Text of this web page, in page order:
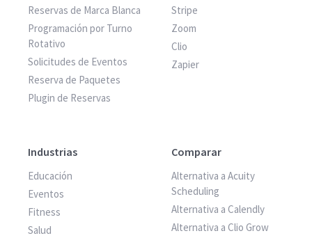
Reservas de Marca Blanca
Programación por Turno
Rotativo
Solicitudes de Eventos
Reserva de Paquetes
Plugin de Reservas
Stripe
Zoom
Clio
Zapier
Industrias
Educación
Eventos
Fitness
Salud
Comparar
Alternativa a Acuity
Scheduling
Alternativa a Calendly
Alternativa a Clio Grow